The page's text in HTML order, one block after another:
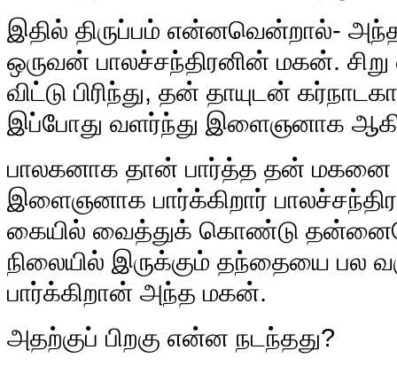
இதில் திருப்பம் என்னவென்றால்-
ஒருவன் பாலச்சந்திரனின் மகன்.
விட்டு பிரிந்து, தன் தாயுடன்
இப்போது வளர்ந்து இளைஞனாக
பாலகனாக தான் பார்த்த தன் மகனை
இளைஞனாக பார்க்கிறார்
கையில் வைத்துக் கொண்டு தன்னையே
நிலையில் இருக்கும் தந்தையை பல
பார்க்கிறான் அந்த மகன்.
அதற்குப் பிறகு என்ன நடந்தது?